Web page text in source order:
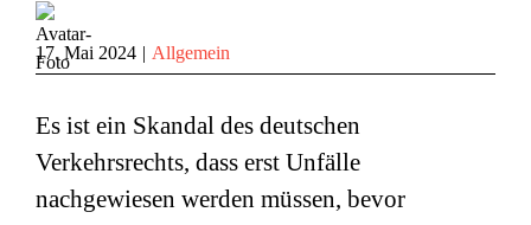
17. Mai 2024 | Allgemein
Es ist ein Skandal des deutschen
Verkehrsrechts, dass erst Unfälle
nachgewiesen werden müssen, bevor